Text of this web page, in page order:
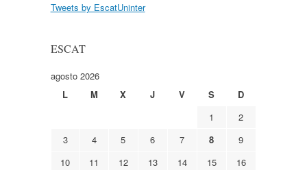
Tweets by EscatUninter
ESCAT
agosto 2026
L
M X J V S
D
1
2
3
4 5 6 7 8
9
10
11 12 13 14 15
16